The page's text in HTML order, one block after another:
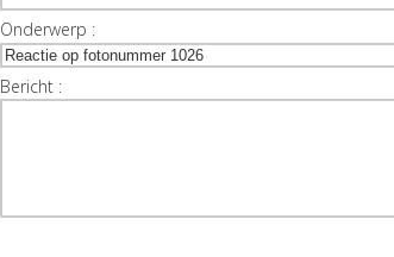
Onderwerp :
Bericht :